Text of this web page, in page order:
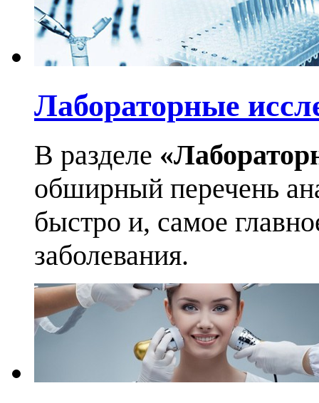
Лабораторные
В разделе
обширный перечень
быстро и, самое
заболевания.